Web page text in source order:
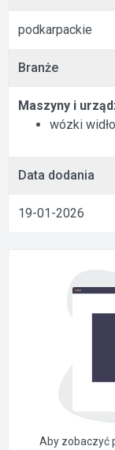
podkarpackie
Branże
Maszyny i
wózki
Data dodania
19-01-2026
Aby zobaczyć